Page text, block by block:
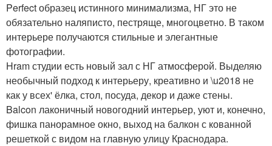
Perfect образец истинного минимализма, НГ это не
обязательно наляписто, пестряще, многоцветно. В таком
интерьере получаются стильные и элегантные
фотографии.
Hram студии есть новый зал с НГ атмосферой. Выделяю
необычный подход к интерьеру, креативно и \u2018 не
как у всех' ёлка, стол, посуда, декор и даже стены.
Balcon лаконичный новогодний интерьер, уют и, конечно,
фишка панорамное окно, выход на балкон с кованной
решеткой с видом на главную улицу Краснодара.